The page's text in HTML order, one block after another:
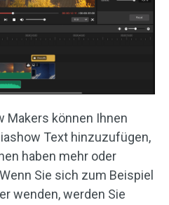
Makers können Ihnen
Text hinzuzufügen,
haben mehr oder
Sie sich zum Beispiel
wenden, werden Sie